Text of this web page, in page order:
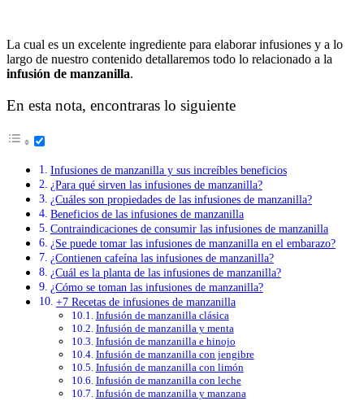
La cual es un excelente ingrediente para elaborar infusiones y a lo
largo de nuestro contenido detallaremos todo lo relacionado a la
infusión de manzanilla.
En esta nota, encontraras lo siguiente
Infusiones de manzanilla y sus increíbles beneficios
¿Para qué sirven las infusiones de manzanilla?
¿Cuáles son propiedades de las infusiones de manzanilla?
Beneficios de las infusiones de manzanilla
Contraindicaciones de consumir las infusiones de manzanilla
¿Se puede tomar las infusiones de manzanilla en el embarazo?
¿Contienen cafeína las infusiones de manzanilla?
¿Cuál es la planta de las infusiones de manzanilla?
¿Cómo se toman las infusiones de manzanilla?
+7 Recetas de infusiones de manzanilla
Infusión de manzanilla clásica
Infusión de manzanilla y menta
Infusión de manzanilla e hinojo
Infusión de manzanilla con jengibre
Infusión de manzanilla con limón
Infusión de manzanilla con leche
Infusión de manzanilla y manzana